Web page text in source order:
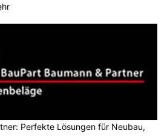
Perfekte Lösungen für Neubau,